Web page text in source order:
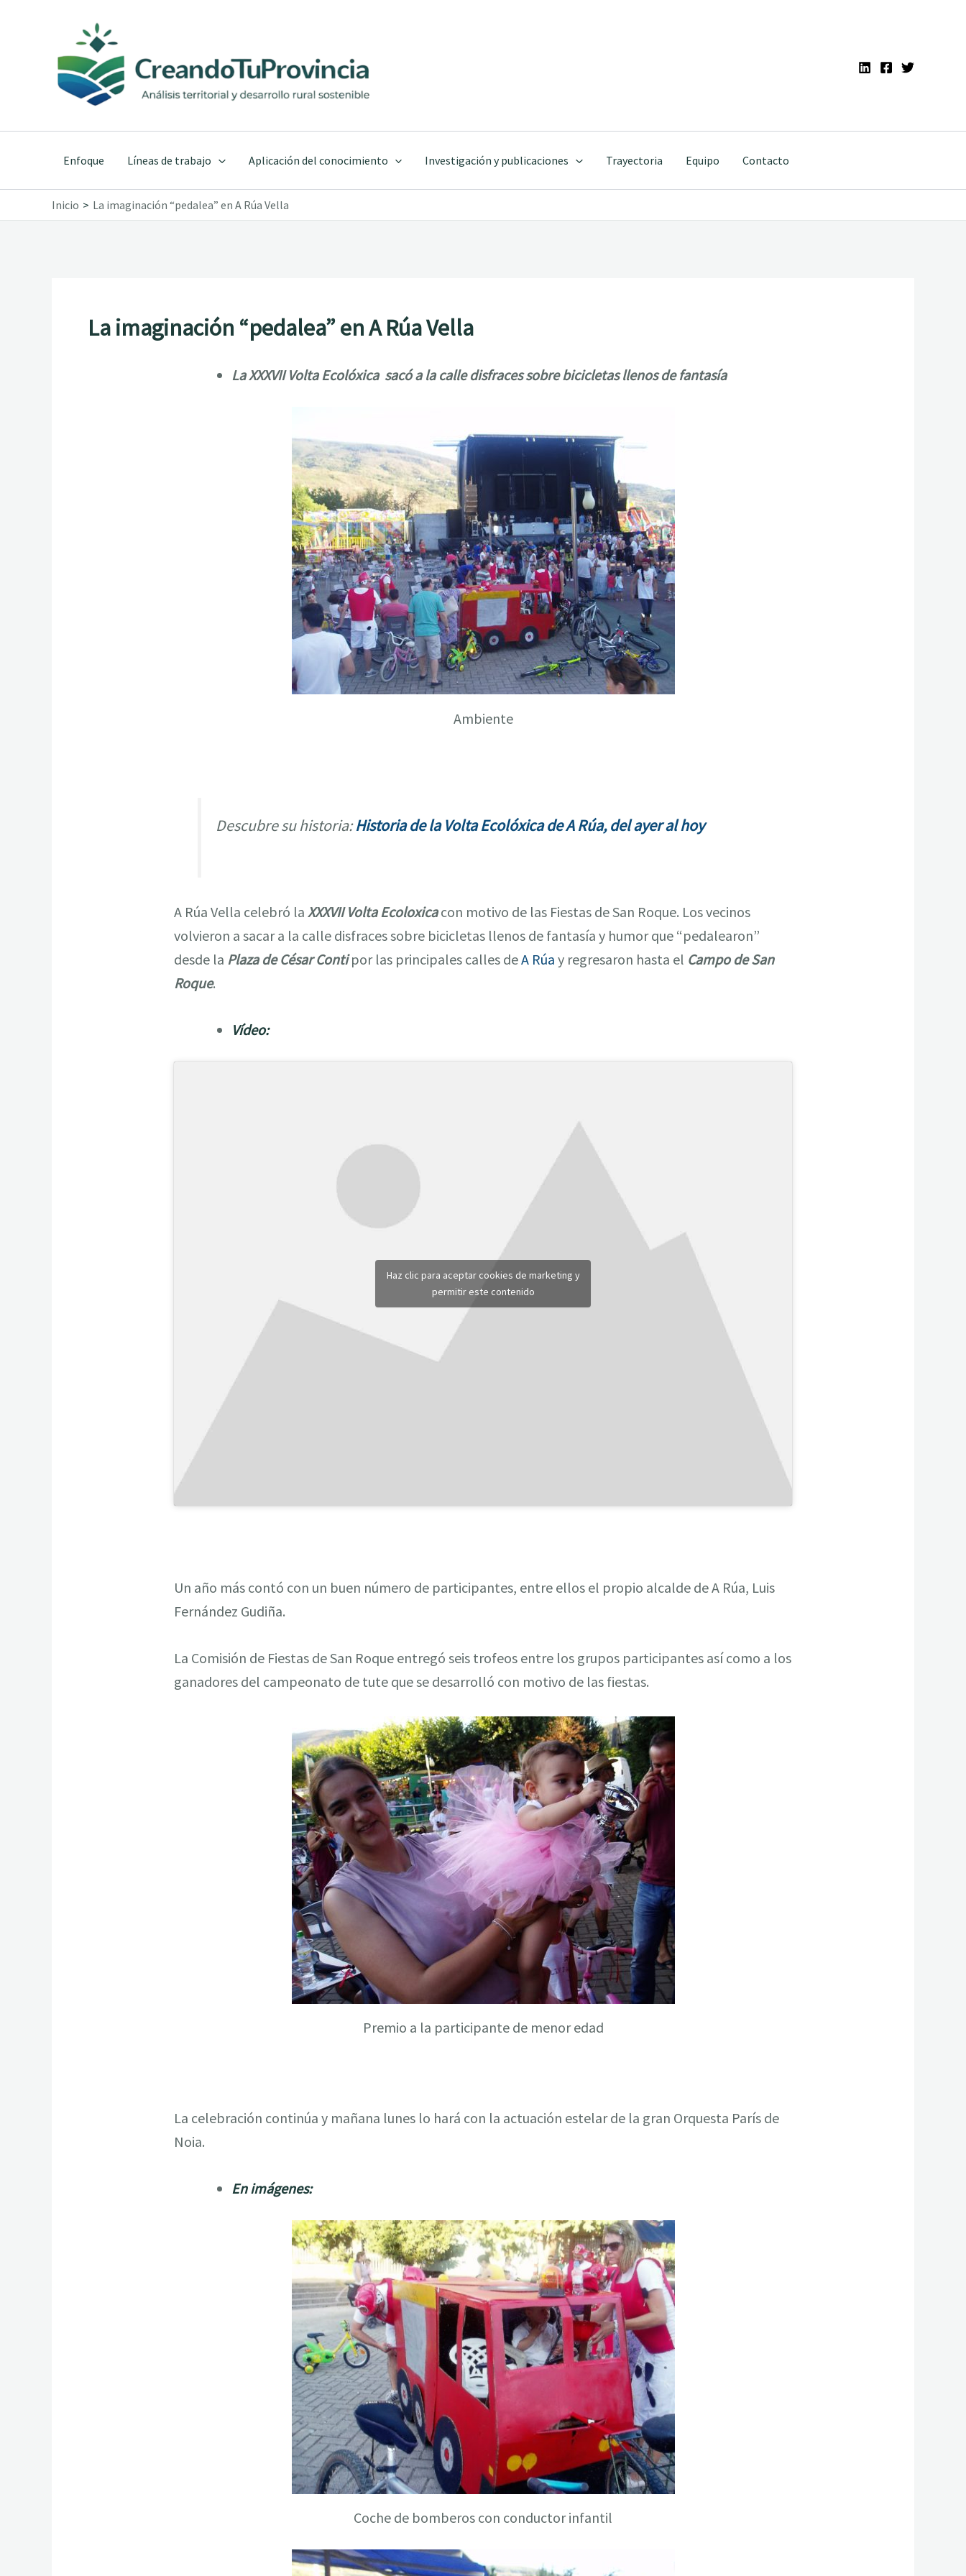
contenido
Enfoque Líneas de trabajo Aplicación del conocimiento Investigación y publicaciones Trayectoria Equipo Contacto
Inicio La imaginación “pedalea” en A Rúa Vella
La imaginación “pedalea” en A Rúa Vella
La XXXVII Volta Ecolóxica sacó a la calle disfraces sobre bicicletas llenos de fantasía
Ambiente
Descubre su historia:Historia de la Volta Ecolóxica de A Rúa, del ayer al hoy
A Rúa Vella celebró la XXXVII Volta Ecoloxicacon motivo de las Fiestas de San Roque. Los vecinos
volvieron a sacar a la calle disfraces sobre bicicletas llenos de fantasía y humor que “pedalearon”
desde la Plaza de César Contipor las principales calles deA Rúa y regresaron hasta el Campo de San
Roque.
Vídeo:
Haz clic para aceptar cookies de marketing y
permitir este contenido
Un año más contó con un buen número de participantes, entre ellos el propio alcalde de A Rúa, Luis
Fernández Gudiña.
La Comisión de Fiestas de San Roque entregó seis trofeos entre los grupos participantes así como a los
ganadores del campeonato de tute que se desarrolló con motivo de las fiestas.
Premio a la participante de menor edad
La celebración continúa y mañana lunes lo hará con la actuación estelar de la gran Orquesta París de
Noia.
En imágenes:
Coche de bomberos con conductor infantil